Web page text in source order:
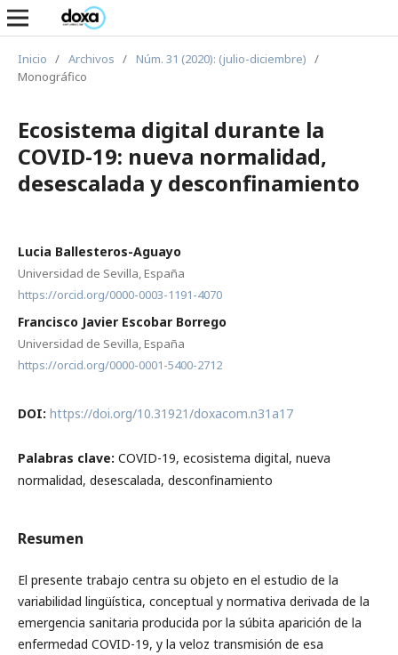
Inicio / Archivos / Núm. 31 (2020): (julio-diciembre) /
Monográfico
Ecosistema digital durante la
COVID-19: nueva normalidad,
desescalada y desconfinamiento
Lucia Ballesteros-Aguayo
Universidad de Sevilla, España
https://orcid.org/0000-0003-1191-4070
Francisco Javier Escobar Borrego
Universidad de Sevilla, España
https://orcid.org/0000-0001-5400-2712
DOI: https://doi.org/10.31921/doxacom.n31a17
Palabras clave: COVID-19, ecosistema digital, nueva
normalidad, desescalada, desconfinamiento
Resumen
El presente trabajo centra su objeto en el estudio de la
variabilidad lingüística, conceptual y normativa derivada de la
emergencia sanitaria producida por la súbita aparición de la
enfermedad COVID-19, y la veloz transmisión de esa